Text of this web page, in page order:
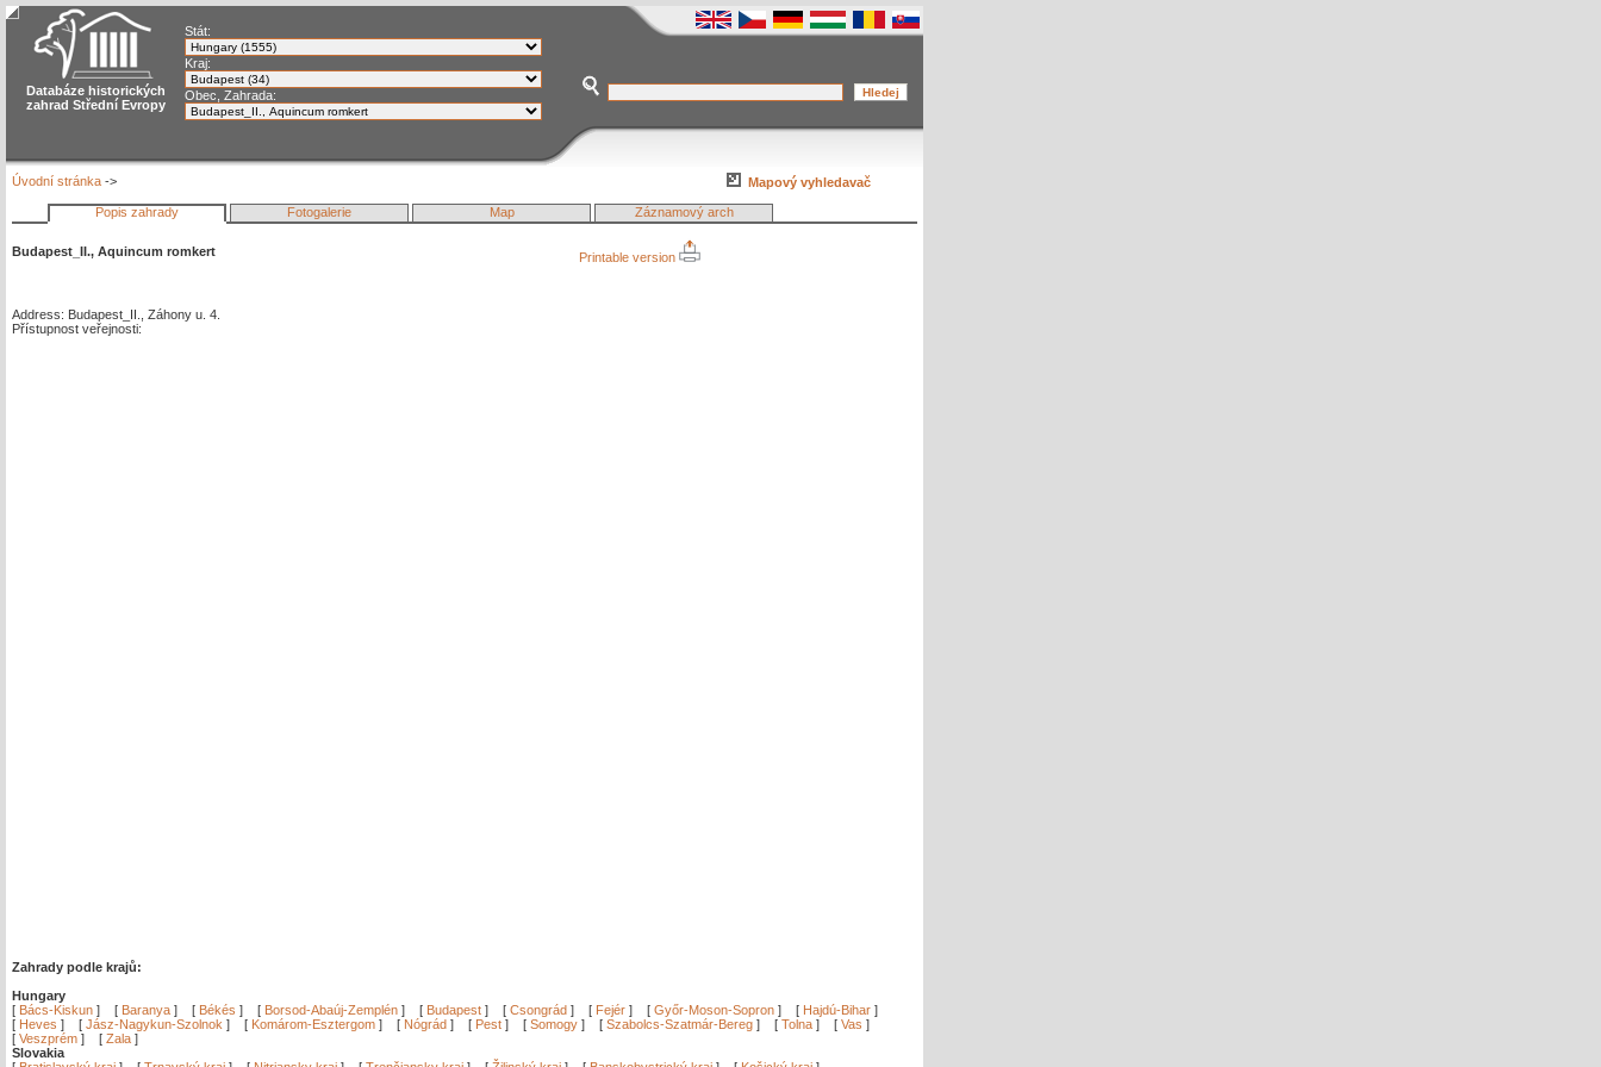
Databáze historických
zahrad Střední Evropy
Stát:
Kraj:
Obec, Zahrada:
Úvodní stránka -> Mapový vyhledavač
Popis zahrady Fotogalerie Map Záznamový arch
Budapest_II., Aquincum romkert Printable version
Address: Budapest_II., Záhony u. 4.
Přístupnost veřejnosti:
Zahrady podle krajů:
Hungary
[ Bács-Kiskun ] [ Baranya ] [ Békés ] [ Borsod-Abaúj-Zemplén ] [ Budapest ] [ Csongrád ] [ Fejér ] [ Győr-Moson-Sopron ] [ Hajdú-Bihar ]
[ Heves ] [ Jász-Nagykun-Szolnok ] [ Komárom-Esztergom ] [ Nógrád ] [ Pest ] [ Somogy ] [ Szabolcs-Szatmár-Bereg ] [ Tolna ] [ Vas ]
[ Veszprém ] [ Zala ]
Slovakia